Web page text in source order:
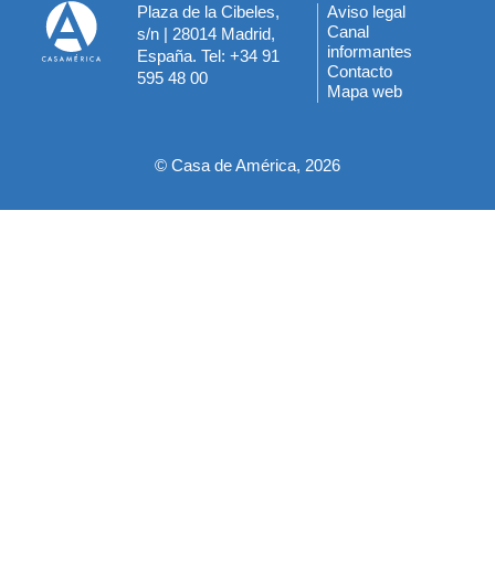
Plaza de la Cibeles,
s/n | 28014 Madrid,
España. Tel: +34 91
595 48 00
Menú
del
pie
Aviso legal
Canal
informantes
Contacto
Mapa web
© Casa de América, 2026